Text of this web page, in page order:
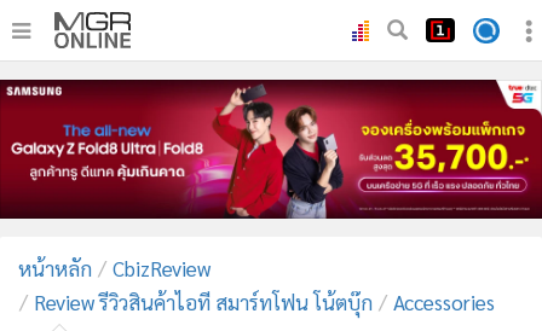
• หน้าหลัก
ทันเหตุการณ์
ภาคใต้
• ภูมิภาค
• บันเทิง
• ผู้จัดการรายวัน
หน้าหลัก
CbizReview
Review รีวิวสินค้าไอที สมาร์ทโฟน โน้ตบุ๊ก
Accessories